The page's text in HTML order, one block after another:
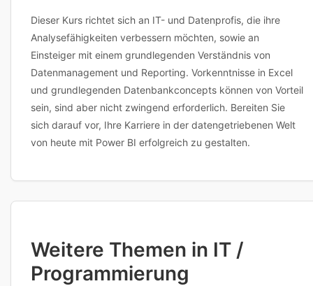
Dieser Kurs richtet sich an IT- und Datenprofis, die ihre
Analysefähigkeiten verbessern möchten, sowie an
Einsteiger mit einem grundlegenden Verständnis von
Datenmanagement und Reporting. Vorkenntnisse in Excel
und grundlegenden Datenbankconcepts können von Vorteil
sein, sind aber nicht zwingend erforderlich. Bereiten Sie
sich darauf vor, Ihre Karriere in der datengetriebenen Welt
von heute mit Power BI erfolgreich zu gestalten.
Weitere Themen in IT /
Programmierung